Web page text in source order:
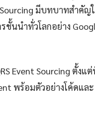
Sourcing มีบทบาทสำคั
นนำทั่วโลกอย่าง
Event Sourcing ตั้ง
พร้อมตัวอย่างโค้ดแล